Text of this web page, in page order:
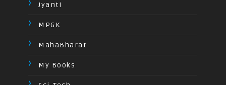
Jyanti
MPGK
MahaBharat
My Books